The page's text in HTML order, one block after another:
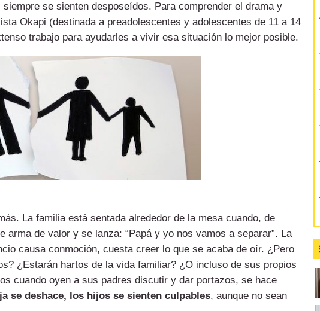
se sienten desposeídos. Para comprender el drama y
Okapi (destinada a preadolescentes y adolescentes de 11 a 14
trabajo para ayudarles a vivir esa situación lo mejor posible.
La familia está sentada alrededor de la mesa cuando, de
arma de valor y se lanza: “Papá y yo nos vamos a separar”. La
causa conmoción, cuesta creer lo que se acaba de oír. ¿Pero
¿Estarán hartos de la vida familiar? ¿O incluso de sus propios
cuando oyen a sus padres discutir y dar portazos, se hace
se deshace, los hijos se sienten culpables, aunque no sean